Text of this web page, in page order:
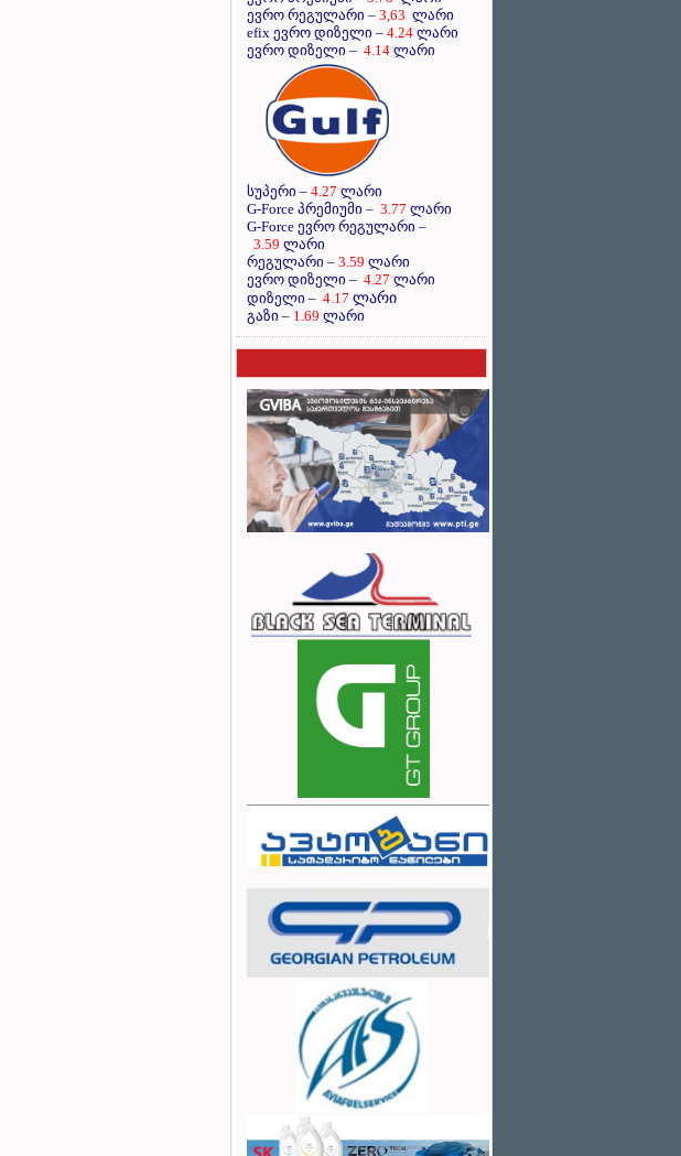
ევრო რეგულარი – 3,63 ლარი
efix ევრო დიზელი – 4.24 ლარი
ევრო დიზელი – 4.14 ლარი
სუპერი – 4.27 ლარი
G-Force პრემიუმი – 3.77 ლარი
G-Force ევრო რეგულარი –
3.59 ლარი
რეგულარი – 3.59 ლარი
ევრო დიზელი – 4.27 ლარი
დიზელი – 4.17 ლარი
გაზი – 1.69 ლარი